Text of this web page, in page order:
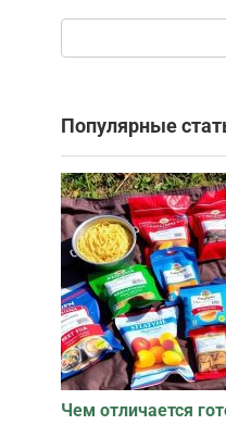
Популярные
Чем отличается